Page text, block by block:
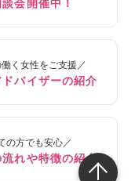
会開催中！
く女性をご支援／
バイザーの紹介
の方でも安心／
れや特徴の紹介